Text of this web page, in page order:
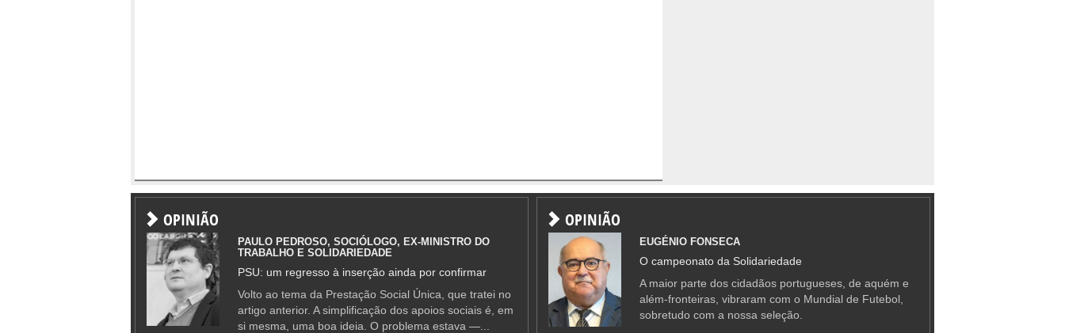
OPINIÃO
PAULO PEDROSO, SOCIÓLOGO, EX-MINISTRO DO
TRABALHO E SOLIDARIEDADE
PSU: um regresso à inserção ainda por confirmar
Volto ao tema da Prestação Social Única, que tratei no
artigo anterior. A simplificação dos apoios sociais é, em
si mesma, uma boa ideia. O problema estava —...
OPINIÃO
EUGÉNIO FONSECA
O campeonato da Solidariedade
A maior parte dos cidadãos portugueses, de aquém e
além-fronteiras, vibraram com o Mundial de Futebol,
sobretudo com a nossa seleção.